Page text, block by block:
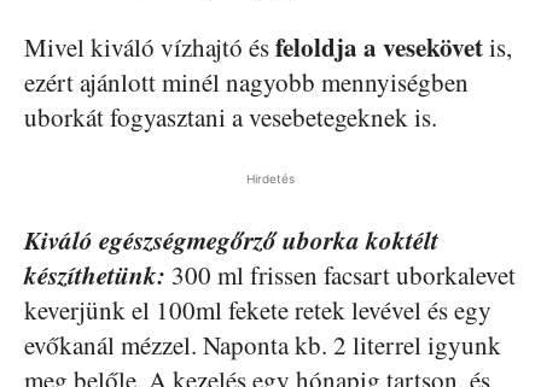
Mivel kiváló vízhajtó ésfeloldja a vesekövetis,
ezért ajánlott minél nagyobb mennyiségben
uborkát fogyasztani a vesebetegeknek is.
Hirdetés
Kiváló egészségmegőrző uborka koktélt
készíthetünk: 300 ml frissen facsart uborkalevet
keverjünk el 100ml fekete retek levével és egy
evőkanál mézzel. Naponta kb. 2 literrel igyunk
meg belőle. A kezelés egy hónapig tartson, és